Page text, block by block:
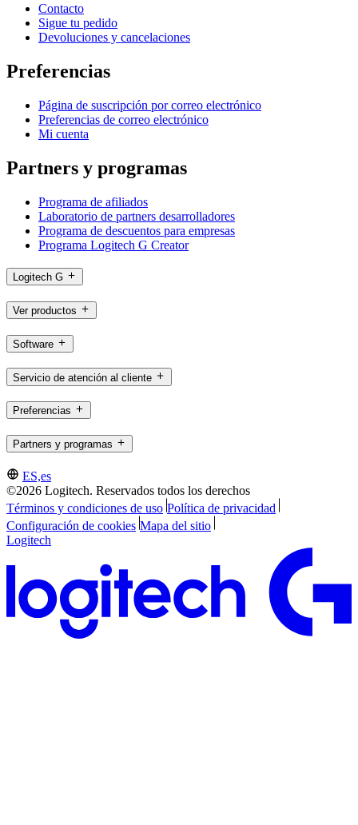
Contacto
Sigue tu pedido
Devoluciones y cancelaciones
Preferencias
Página de suscripción por correo electrónico
Preferencias de correo electrónico
Mi cuenta
Partners y programas
Programa de afiliados
Laboratorio de partners desarrolladores
Programa de descuentos para empresas
Programa Logitech G Creator
Logitech G
Ver productos
Software
Servicio de atención al cliente
Preferencias
Partners y programas
ES,es
©2026 Logitech. Reservados todos los derechos
Términos y condiciones de uso Política de privacidad
Configuración de cookies Mapa del sitio
Logitech